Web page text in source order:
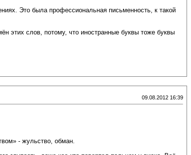
Это была профессиональная письменность, к такой
этих слов, потому, что иностранные буквы тоже буквы
09.08.2012 16:39
- жульство, обман.